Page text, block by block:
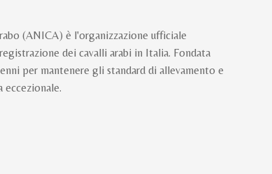
(ANICA) è l'organizzazione ufficiale
dei cavalli arabi in Italia. Fondata
per mantenere gli standard di allevamento e
eccezionale.